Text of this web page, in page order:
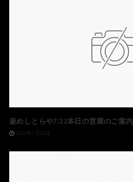
釜めしとらや7/22本日の営業のご案内
2023年7月22日